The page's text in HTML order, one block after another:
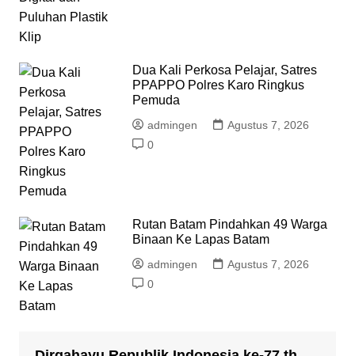
Dua Kali Perkosa Pelajar, Satres
PPAPPO Polres Karo Ringkus
Pemuda
admingen
Agustus 7, 2026
0
Rutan Batam Pindahkan 49 Warga
Binaan Ke Lapas Batam
admingen
Agustus 7, 2026
0